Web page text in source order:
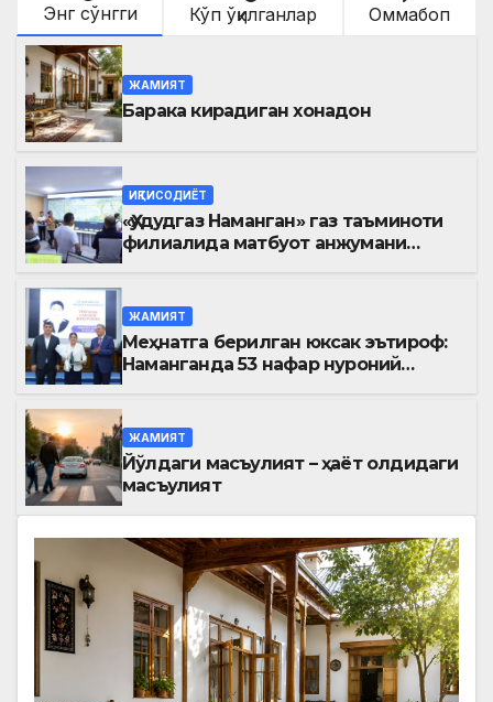
Энг сўнгги Кўп ўқилганлар Оммабоп
ЖАМИЯТ
Барака кирадиган хонадон
ИҚТИСОДИЁТ
«Ҳудудгаз Наманган» газ таъминоти
филиалида матбуот анжумани
ЖАМИЯТ
Меҳнатга берилган юксак эътироф:
Наманганда 53 нафар нуроний
ЖАМИЯТ
Йўлдаги масъулият – ҳаёт олдидаги
масъулият